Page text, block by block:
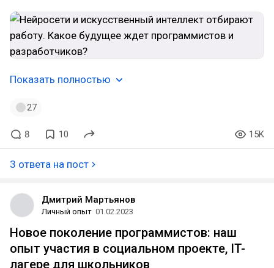
Показать полностью
27
8 10 15K
3 ответа на пост
Дмитрий Мартьянов
Личный опыт 01.02.2023
Новое поколение программистов: наш
опыт участия в социальном проекте, IT-
лагере для школьников